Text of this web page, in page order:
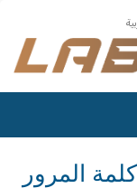
المرور